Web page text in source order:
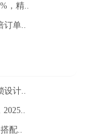
，精..
单..
计..
配..